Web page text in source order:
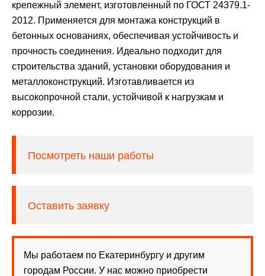
крепежный элемент, изготовленный по ГОСТ 24379.1-
2012. Применяется для монтажа конструкций в
бетонных основаниях, обеспечивая устойчивость и
прочность соединения. Идеально подходит для
строительства зданий, установки оборудования и
металлоконструкций. Изготавливается из
высокопрочной стали, устойчивой к нагрузкам и
коррозии.
Посмотреть наши работы
Оставить заявку
Мы работаем по Екатеринбургу и другим
городам России. У нас можно приобрести